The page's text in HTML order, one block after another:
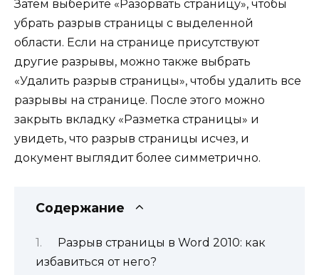
Затем выберите «Разорвать страницу», чтобы
убрать разрыв страницы с выделенной
области. Если на странице присутствуют
другие разрывы, можно также выбрать
«Удалить разрыв страницы», чтобы удалить все
разрывы на странице. После этого можно
закрыть вкладку «Разметка страницы» и
увидеть, что разрыв страницы исчез, и
документ выглядит более симметрично.
Содержание
Разрыв страницы в Word 2010: как
избавиться от него?